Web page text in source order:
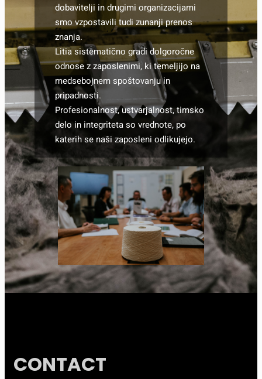
dobavitelji in drugimi organizacijami
smo vzpostavili tudi zunanji prenos
znanja.
Litia sistematično gradi dolgoročne
odnose z zaposlenimi, ki temeljijo na
medsebojnem spoštovanju in
pripadnosti.
Profesionalnost, ustvarjalnost, timsko
delo in integriteta so vrednote, po
katerih se naši zaposleni odlikujejo.
CONTACT